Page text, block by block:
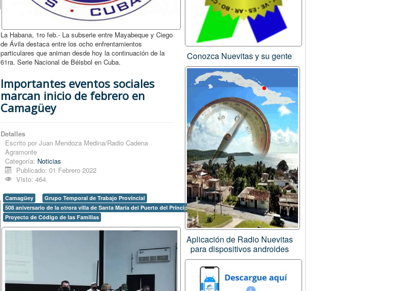
La Habana, 1ro feb.- La subserie entre Mayabeque y Ciego
de Ávila destaca entre los ocho enfrentamientos
particulares que animan desde hoy la continuación de la
61ra. Serie Nacional de Béisbol en Cuba.
Importantes eventos sociales
marcan inicio de febrero en
Camagüey
Detalles
Escrito porJuan Mendoza Medina/Radio Cadena
Agramonte
Categoría: Noticias
Publicado: 01 Febrero 2022
Visto: 464
Camagüey
Grupo Temporal de Trabajo Provincial
508 aniversario de la otrora villa de Santa María del Puerto del Príncipe
Proyecto de Código de las Familias
Conozca Nuevitas y su gente
Aplicación de Radio Nuevitas
para dispositivos androides